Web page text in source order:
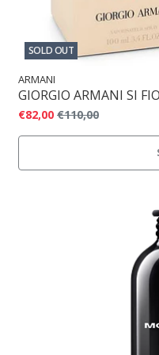
SOLD OUT
ARMANI
GIORGIO ARMANI SI
€82,00 €110,00